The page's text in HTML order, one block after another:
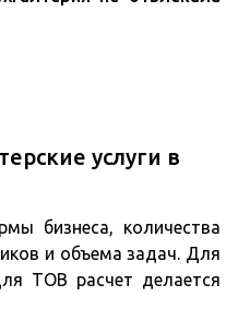
услуги в
бизнеса, количества
и объема задач. Для
ТОВ расчет делается